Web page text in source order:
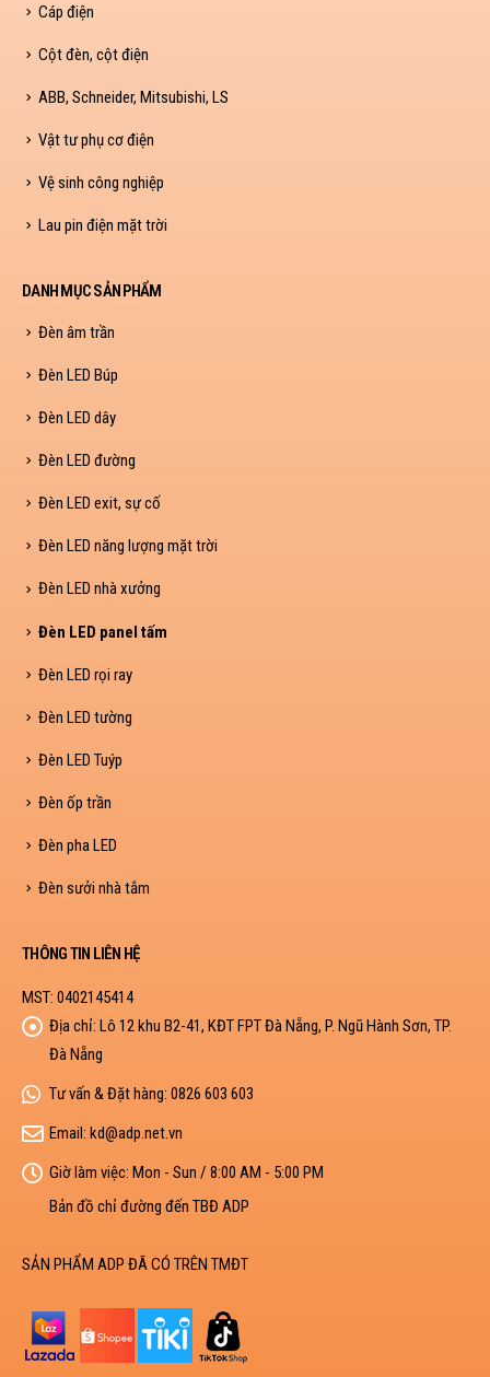
Cáp điện
Cột đèn, cột điện
ABB, Schneider, Mitsubishi, LS
Vật tư phụ cơ điện
Vệ sinh công nghiệp
Lau pin điện mặt trời
DANH MỤC SẢN PHẨM
Đèn âm trần
Đèn LED Búp
Đèn LED dây
Đèn LED đường
Đèn LED exit, sự cố
Đèn LED năng lượng mặt trời
Đèn LED nhà xưởng
Đèn LED panel tấm
Đèn LED rọi ray
Đèn LED tường
Đèn LED Tuýp
Đèn ốp trần
Đèn pha LED
Đèn sưởi nhà tắm
THÔNG TIN LIÊN HỆ
MST: 0402145414
Địa chỉ: Lô 12 khu B2-41, KĐT FPT Đà Nẵng, P. Ngũ Hành Sơn, TP.
Đà Nẵng
Tư vấn & Đặt hàng: 0826 603 603
Email: kd@adp.net.vn
Giờ làm việc: Mon - Sun / 8:00 AM - 5:00 PM
Bản đồ chỉ đường đến TBĐ ADP
SẢN PHẨM ADP ĐÃ CÓ TRÊN TMĐT